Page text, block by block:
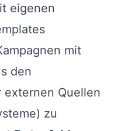
eigenen
mit
den
externen Quellen
zu